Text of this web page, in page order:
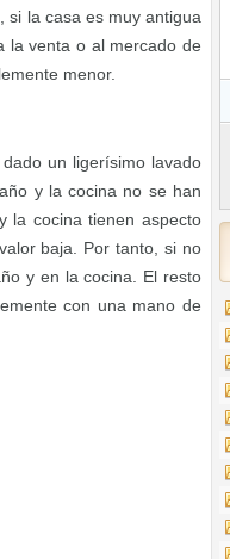
si la casa es muy antigua
la venta o al mercado de
menor.
un ligerísimo lavado
y la cocina no se han
la cocina tienen aspecto
baja. Por tanto, si no
y en la cocina. El resto
con una mano de